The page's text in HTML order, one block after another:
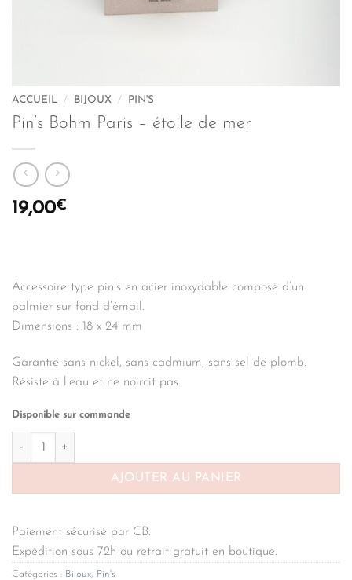
ACCUEIL / BIJOUX / PIN'S
Pin’s Bohm Paris – étoile de mer
19,00€
Accessoire type pin’s en acier inoxydable composé d’un
palmier sur fond d’émail.
Dimensions : 18 x 24 mm
Garantie sans nickel, sans cadmium, sans sel de plomb.
Résiste à l’eau et ne noircit pas.
Disponible sur commande
quantité de Pin's Bohm Paris - étoile de mer
AJOUTER AU PANIER
Paiement sécurisé par CB.
Expédition sous 72h ou retrait gratuit en boutique.
Catégories : Bijoux, Pin's